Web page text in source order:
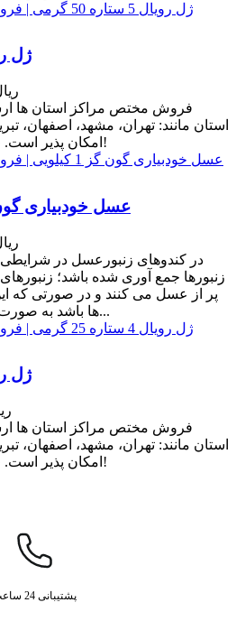
ژل رویال 5
فروش مختص مراکز استان ها
استان مانند: تهران، مشهد، اصفهان،
امکان پذیر است. حتما در فریزر نگهداری شود!
عسل خودبیاری گون
در کندوهای زنبورعسل در
زنبورها جمع آوری شده باشد؛
پر از عسل می کنند و در صورتی که
ها باشد به صورت خودبافت موم بافی کرده و...
ژل رویال 4
فروش مختص مراکز استان ها
استان مانند: تهران، مشهد، اصفهان،
امکان پذیر است. حتما در فریزر نگهداری شود!
پشتیبانی 24 ساعت